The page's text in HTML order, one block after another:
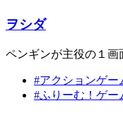
ヲシダ
ペンギンが主役の１画
#アクションゲー
#ふりーむ！ゲー